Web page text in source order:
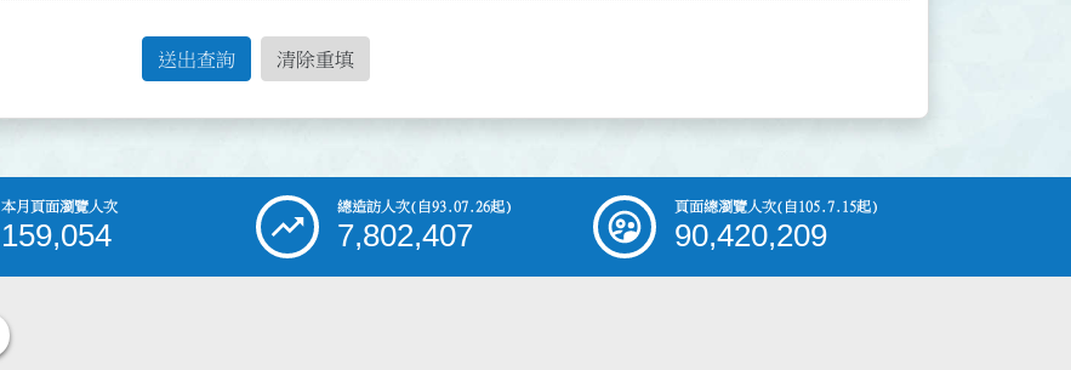
送出查詢 清除重填
本月頁面瀏覽人次
159,054
總造訪人次(自93.07.26起)
7,802,407
頁面總瀏覽人次(自105.7.15起)
90,420,209